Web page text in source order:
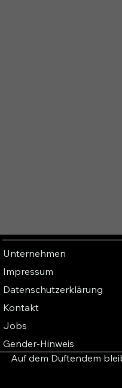
Unternehmen
Impressum
Datenschutzerklärung
Kontakt
Jobs
Gender-Hinweis
Auf dem Duftendem